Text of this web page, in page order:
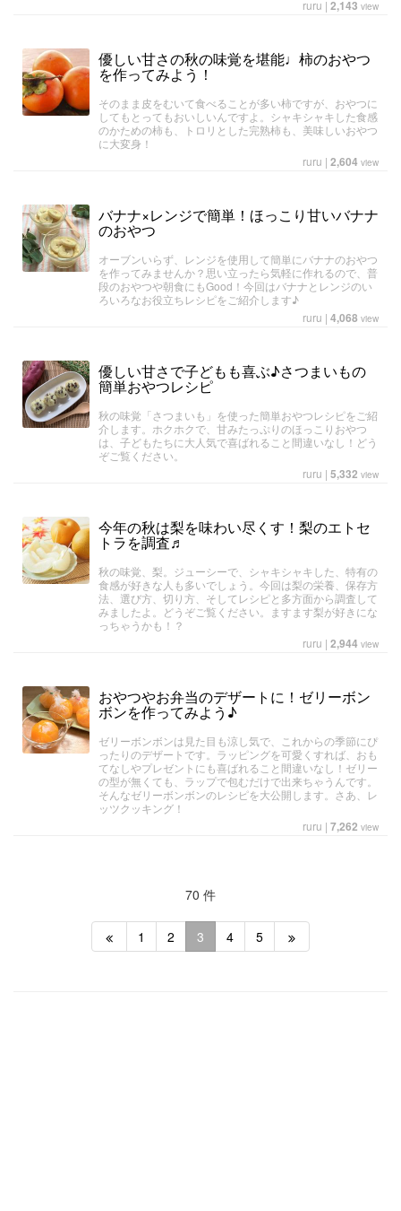
ruru | 2,143 view
優しい甘さの秋の味覚を堪能♩柿のおやつ
を作ってみよう！
そのまま皮をむいて食べることが多い柿ですが、おやつに
してもとってもおいしいんですよ。シャキシャキした食感
のかための柿も、トロリとした完熟柿も、美味しいおやつ
に大変身！
ruru | 2,604 view
バナナ×レンジで簡単！ほっこり甘いバナナ
のおやつ
オーブンいらず、レンジを使用して簡単にバナナのおやつ
を作ってみませんか？思い立ったら気軽に作れるので、普
段のおやつや朝食にもGood！今回はバナナとレンジのい
ろいろなお役立ちレシピをご紹介します♪
ruru | 4,068 view
優しい甘さで子どもも喜ぶ♪さつまいもの
簡単おやつレシピ
秋の味覚「さつまいも」を使った簡単おやつレシピをご紹
介します。ホクホクで、甘みたっぷりのほっこりおやつ
は、子どもたちに大人気で喜ばれること間違いなし！どう
ぞご覧ください。
ruru | 5,332 view
今年の秋は梨を味わい尽くす！梨のエトセ
トラを調査♬
秋の味覚、梨。ジューシーで、シャキシャキした、特有の
食感が好きな人も多いでしょう。今回は梨の栄養、保存方
法、選び方、切り方、そしてレシピと多方面から調査して
みましたよ。どうぞご覧ください。ますます梨が好きにな
っちゃうかも！？
ruru | 2,944 view
おやつやお弁当のデザートに！ゼリーボン
ボンを作ってみよう♪
ゼリーボンボンは見た目も涼し気で、これからの季節にぴ
ったりのデザートです。ラッピングを可愛くすれば、おも
てなしやプレゼントにも喜ばれること間違いなし！ゼリー
の型が無くても、ラップで包むだけで出来ちゃうんです。
そんなゼリーボンボンのレシピを大公開します。さあ、レ
ッツクッキング！
ruru | 7,262 view
70 件
1 2 3 4 5